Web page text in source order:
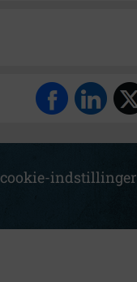
cookie-indstillinger